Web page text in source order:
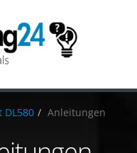
DL580 Anleitungen